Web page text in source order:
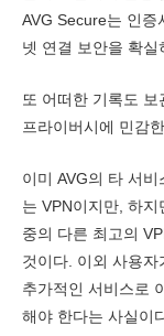
AVG Secure는 인증
넷 연결 보안을 확실
또 어떠한 기록도
프라이버시에 민감
이미 AVG의 타 서
는 VPN이지만, 하
중의 다른 최고의
것이다. 이외 사용
추가적인 서비스로
해야 한다는 사실이